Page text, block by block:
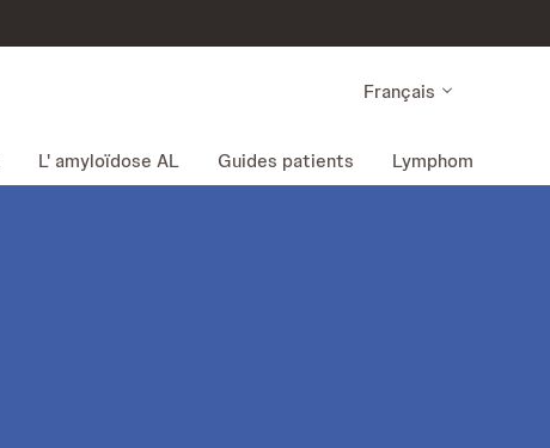
Français
L' amyloïdose AL Guides patients Lymphome à